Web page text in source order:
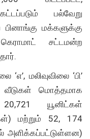
பல்வேறு
மக்களுக்கு
சட்டமன்ற
மலிவுவிலை ‘பி’
வீடுகள் மொத்தமாக
யூனிட்கள்
மற்றும் 52, 174
அளிக்கப்பட்டுள்ளன)